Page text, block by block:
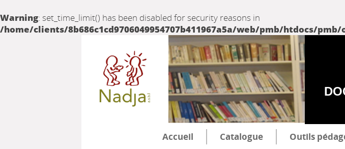
Warning: set_time_limit() has been disabled for security reasons in
/home/clients/8b686c1cd9706049954707b411967a5a/web/pmb/htdocs/
Accueil Catalogue Outils